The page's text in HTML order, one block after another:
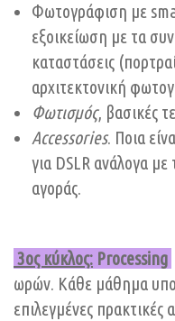
Φωτογράφιση με
εξοικείωση με τα
καταστάσεις
αρχιτεκτονική
Φωτισμός, βασικές
Accessories. Ποια
για DSLR ανάλογα
αγοράς.
3ος κύκλος: Processing
ωρών. Κάθε μάθημα
επιλεγμένες